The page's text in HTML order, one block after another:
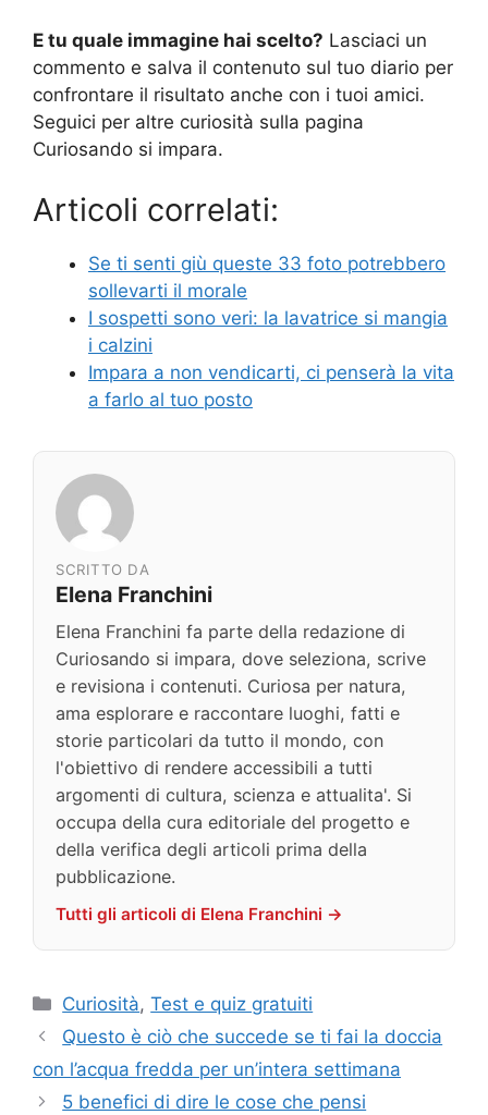
E tu quale immagine hai scelto? Lasciaci un
commento e salva il contenuto sul tuo diario per
confrontare il risultato anche con i tuoi amici.
Seguici per altre curiosità sulla pagina
Curiosando si impara.
Articoli correlati:
Se ti senti giù queste 33 foto potrebbero
sollevarti il morale
I sospetti sono veri: la lavatrice si mangia
i calzini
Impara a non vendicarti, ci penserà la vita
a farlo al tuo posto
SCRITTO DA
Elena Franchini
Elena Franchini fa parte della redazione di
Curiosando si impara, dove seleziona, scrive
e revisiona i contenuti. Curiosa per natura,
ama esplorare e raccontare luoghi, fatti e
storie particolari da tutto il mondo, con
l'obiettivo di rendere accessibili a tutti
argomenti di cultura, scienza e attualita'. Si
occupa della cura editoriale del progetto e
della verifica degli articoli prima della
pubblicazione.
Tutti gli articoli di Elena Franchini →
Categorie
Curiosità,Test e quiz gratuiti
Questo è ciò che succede se ti fai la doccia
con l’acqua fredda per un’intera settimana
5 benefici di dire le cose che pensi